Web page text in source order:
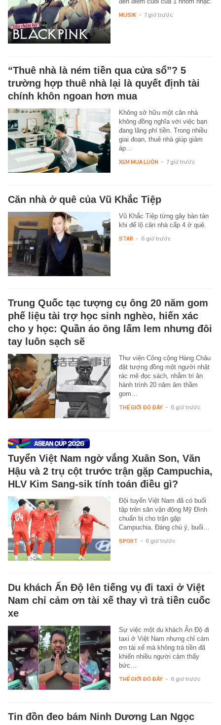
MUSIK - 7 giờ trước
“Thuê nhà là ném tiền qua cửa sổ”? 5
trường hợp thuê nhà lại là quyết định tài
chính khôn ngoan hơn mua
Không sở hữu một căn nhà
không đồng nghĩa với việc bạn
đang lãng phí tiền. Trong nhiều
giai đoạn, thuê nhà giúp giảm
áp…
XEM MUA LUÔN - 7 giờ trước
Căn nhà ở quê của Vũ Khắc Tiệp
Vũ Khắc Tiệp từng gây bàn tán
khi để lộ căn nhà cấp 4 ở quê.
STAR - 6 giờ trước
Trung Quốc tạc tượng cụ ông 20 năm gom
phế liệu tài trợ học sinh nghèo, hiến xác
cho y học: Quần áo ông lấm lem nhưng đôi
tay luôn sạch sẽ
Thư viện Công cộng Hàng Châu
đặt tượng đồng một người nhặt
rác mê đọc sách, nhằm tri ân
hành trình 20 năm âm thầm
gom…
THẾ GIỚI ĐÓ ĐÂY - 6 giờ trước
Tuyển Việt Nam ngờ vắng Xuân Son, Văn
Hậu và 2 trụ cột trước trận gặp Campuchia,
HLV Kim Sang-sik tính toán điều gì?
Đội tuyển Việt Nam đã có buổi
tập trên sân vận động Mỹ Đình
chuẩn bị cho trận gặp
Campuchia. Đáng chú ý, buổi…
SPORT - 6 giờ trước
Du khách Ấn Độ lên tiếng vụ đi taxi ở Việt
Nam chỉ cảm ơn tài xế thay vì trả tiền cuốc
xe
Sự việc một du khách Ấn Độ đi
taxi ở Việt Nam nhưng chỉ cảm
ơn tài xế mà không trả tiền đã
khiến nhiều người cảm thấy
bức…
THẾ GIỚI ĐÓ ĐÂY - 6 giờ trước
Tin đồn đeo bám Ninh Dương Lan Ngọc